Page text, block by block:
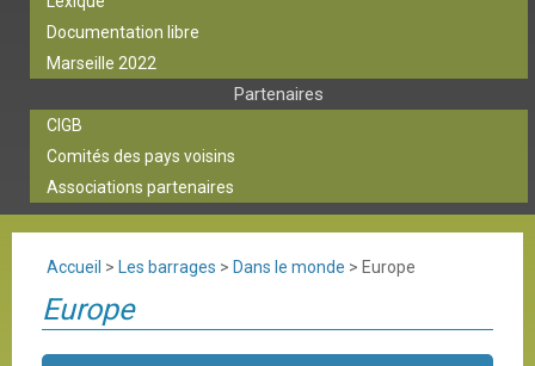
Documentation libre
Marseille 2022
Partenaires
CIGB
Comités des pays voisins
Associations partenaires
Accueil > Les barrages > Dans le monde > Europe
Europe